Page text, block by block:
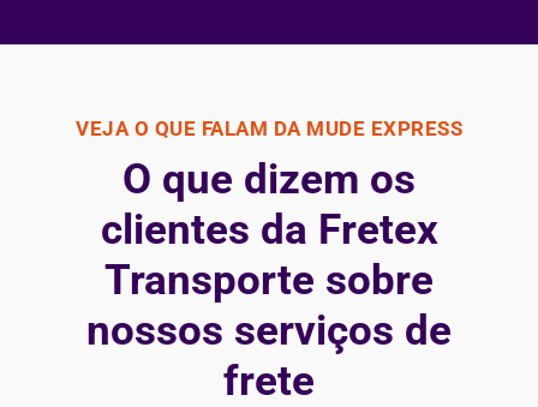
VEJA O QUE FALAM DA MUDE EXPRESS
O que dizem os
clientes da Fretex
Transporte sobre
nossos serviços de
frete